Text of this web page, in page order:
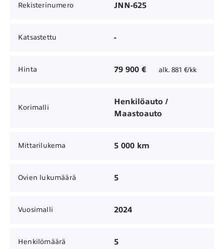
Rekisterinumero JNN-625
Katsastettu -
Hinta 79 900 € alk. 881 €/kk
Korimalli
Henkilöauto /
Maastoauto
Mittarilukema 5 000 km
Ovien lukumäärä 5
Vuosimalli 2024
Henkilömäärä 5